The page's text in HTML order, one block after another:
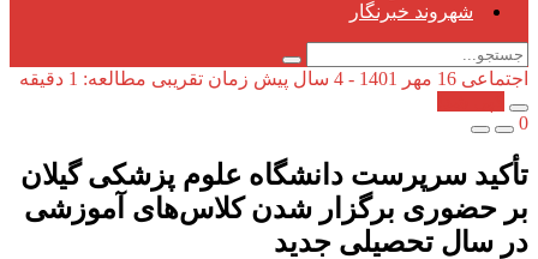
شهروند خبرنگار
اجتماعی 16 مهر 1401 - 4 سال پیش
زمان تقریبی مطالعه: 1 دقیقه
0
تأکید سرپرست دانشگاه علوم پزشکی گیلان
بر حضوری برگزار شدن کلاس‌های آموزشی
در سال تحصیلی جدید